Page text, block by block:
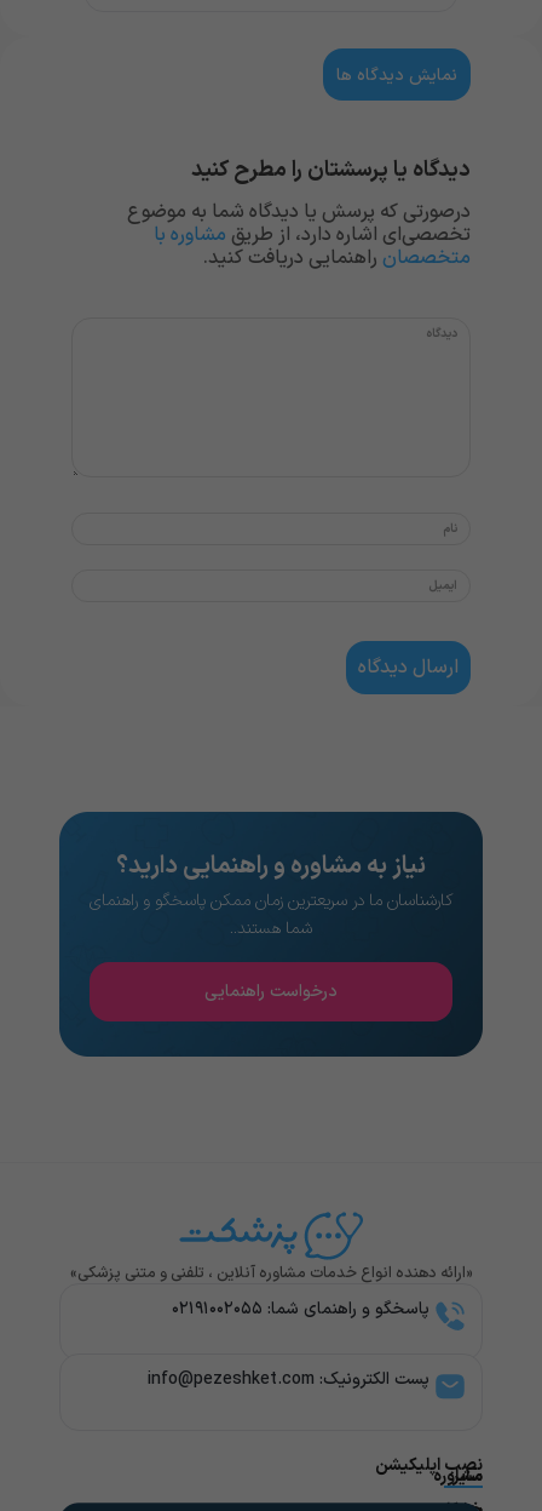
نمایش دیدگاه ها
دیدگاه یا پرسشتان را مطرح کنید
درصورتی که پرسش یا دیدگاه شما به موضوع
تخصصی‌ای اشاره دارد، از طریق مشاوره با
متخصصان راهنمایی دریافت کنید.
نیاز به مشاوره و راهنمایی دارید؟
کارشناسان ما در سریعترین زمان ممکن پاسخگو و راهنمای
شما هستند..
درخواست راهنمایی
«ارائه دهنده انواع خدمات مشاوره آنلاین ، تلفنی و متنی پزشکی»
پاسخگو و راهنمای شما: ۰۲۱۹۱۰۰۲۰۵۵
پست الکترونیک: info@pezeshket.com​
مشاوره
سایر
نصب اپلیکیشن